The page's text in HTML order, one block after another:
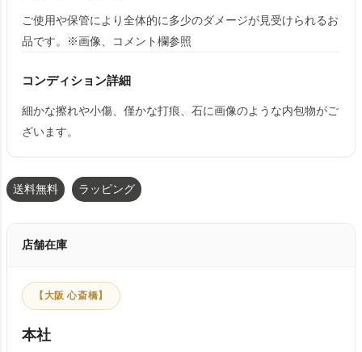
ご使用や保管により全体的に多少のダメージが見受けられるお
品です。※画像、コメント欄参照
コンディション詳細
細かな擦れや小傷、僅かな打痕、石に画像のような内包物がご
ざいます。
送料無料 ラッピング
店舗在庫
【大阪 心斎橋】
本社